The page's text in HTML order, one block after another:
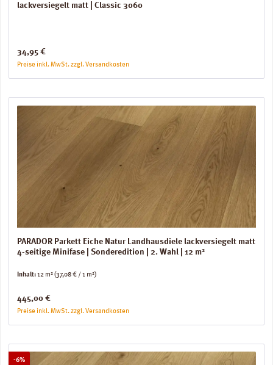
lackversiegelt matt | Classic 3060
Regulärer Preis:
34,95 €
Preise inkl. MwSt. zzgl. Versandkosten
PARADOR Parkett Eiche Natur Landhausdiele lackversiegelt matt
4-seitige Minifase | Sonderedition | 2. Wahl | 12 m²
Inhalt:12 m²(37,08 € / 1 m²)
Regulärer Preis:
445,00 €
Preise inkl. MwSt. zzgl. Versandkosten
-6%Rabatt